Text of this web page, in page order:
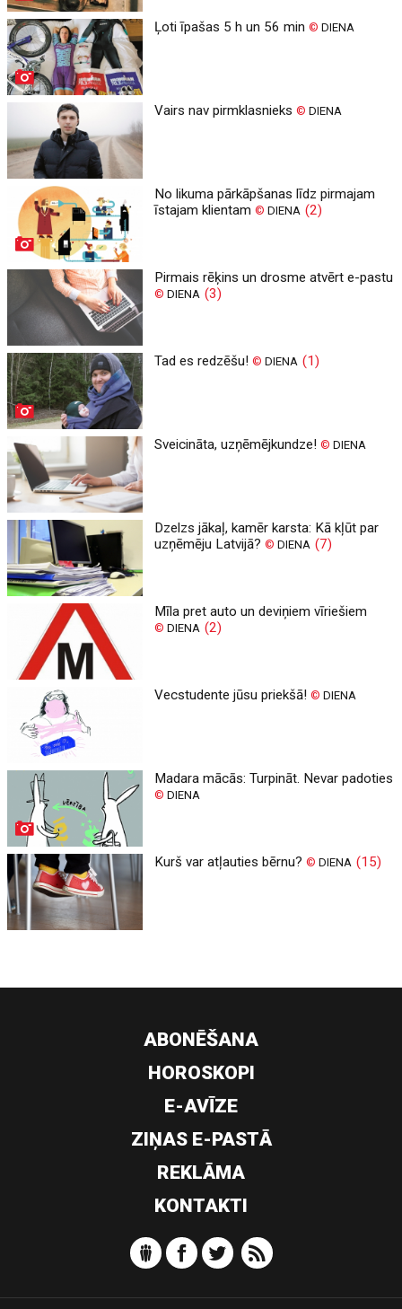
Ļoti īpašas 5 h un 56 min© DIENA
Vairs nav pirmklasnieks© DIENA
No likuma pārkāpšanas līdz pirmajam
īstajam klientam© DIENA (2)
Pirmais rēķins un drosme atvērt e-pastu
© DIENA (3)
Tad es redzēšu!© DIENA (1)
Sveicināta, uzņēmējkundze!© DIENA
Dzelzs jākaļ, kamēr karsta: Kā kļūt par
uzņēmēju Latvijā?© DIENA (7)
Mīla pret auto un deviņiem vīriešiem
© DIENA (2)
Vecstudente jūsu priekšā!© DIENA
Madara mācās: Turpināt. Nevar padoties
© DIENA
Kurš var atļauties bērnu?© DIENA (15)
ABONĒŠANA
HOROSKOPI
E-AVĪZE
ZIŅAS E-PASTĀ
REKLĀMA
KONTAKTI